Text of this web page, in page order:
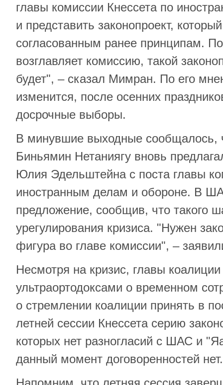
главы комиссии Кнессета по
и представить законопроект,
согласованным ранее принципам.
возглавляет комиссию, такой
будет", – сказал Мимран. По его
изменится, после осенних
досрочные выборы.
В минувшие выходные сообщалось,
Биньямин Нетаниягу вновь
Юлия Эдельштейна с поста главы
иностранным делам и обороне. В
предложение, сообщив, что такого
урегулирования кризиса. "Нужен
фигура во главе комиссии", –
Несмотря на кризис, главы
ультраортодоксами о временном
о стремлении коалиции принять в
летней сессии Кнессета серию
которых нет разногласий с ШАС и
данный момент договоренностей нет.